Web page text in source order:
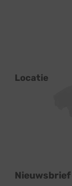
Locatie
Nieuwsbrief